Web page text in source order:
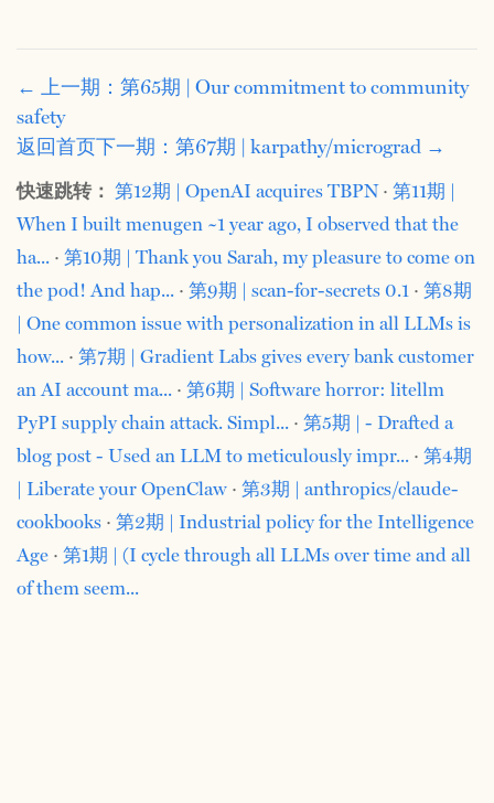
← 上一期：第65期 | Our commitment to community
safety
返回首页下一期：第67期 | karpathy/micrograd →
快速跳转： 第12期 | OpenAI acquires TBPN· 第11期 |
When I built menugen ~1 year ago, I observed that the
ha... · 第10期 | Thank you Sarah, my pleasure to come on
the pod! And hap... · 第9期 | scan-for-secrets 0.1 · 第8期
| One common issue with personalization in all LLMs is
how... · 第7期 | Gradient Labs gives every bank customer
an AI account ma... · 第6期 | Software horror: litellm
PyPI supply chain attack. Simpl... · 第5期 | - Drafted a
blog post - Used an LLM to meticulously impr... · 第4期
| Liberate your OpenClaw · 第3期 | anthropics/claude-
cookbooks · 第2期 | Industrial policy for the Intelligence
Age · 第1期 | (I cycle through all LLMs over time and all
of them seem...